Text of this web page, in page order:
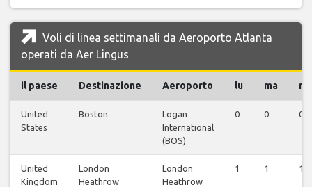
Voli di linea settimanali da Aeroporto Atlanta
operati da Aer Lingus
il paese Destinazione Aeroporto lu ma
United
States
Boston
Logan
International
(BOS)
0 0 0
United
Kingdom
London
Heathrow
London
Heathrow
1 1 1